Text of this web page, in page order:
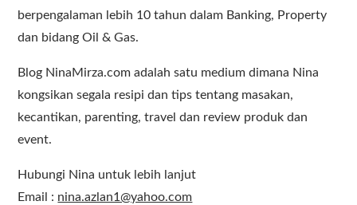
berpengalaman lebih 10 tahun dalam Banking, Property
dan bidang Oil & Gas.
Blog NinaMirza.com adalah satu medium dimana Nina
kongsikan segala resipi dan tips tentang masakan,
kecantikan, parenting, travel dan review produk dan
event.
Hubungi Nina untuk lebih lanjut
Email : nina.azlan1@yahoo.com